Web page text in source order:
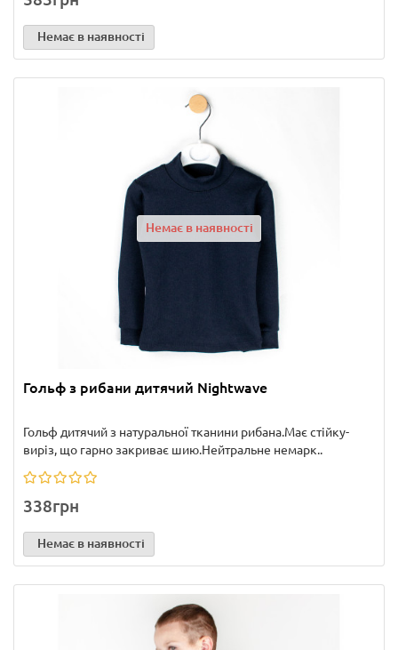
Немає в наявності
Немає в наявності
Гольф з рибани дитячий Nightwave
Гольф дитячий з натуральної тканини рибана.Має стійку-
виріз, що гарно закриває шию.Нейтральне немарк..
338грн
Немає в наявності